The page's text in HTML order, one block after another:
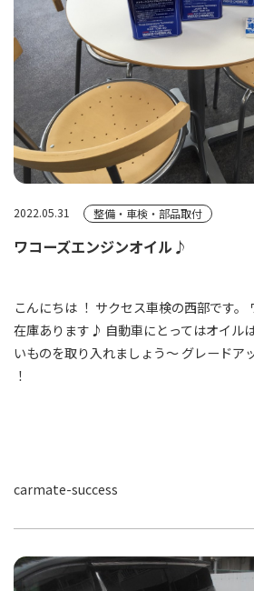
2022.05.31 整備・車検・部品取付
ワコーズエンジンオイル♪
こんにちは ！ サクセス車検の西部です。
在庫あります♪ 自動車にとってはオイル
いものを取り入れましょう～ グレードア
！
carmate-success